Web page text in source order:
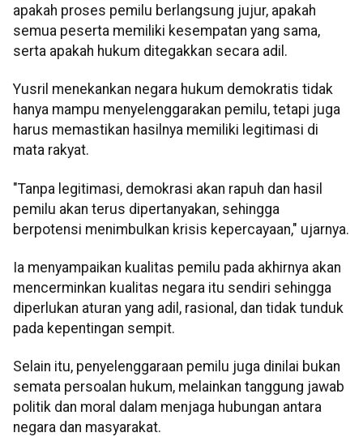
apakah proses pemilu berlangsung jujur, apakah
semua peserta memiliki kesempatan yang sama,
serta apakah hukum ditegakkan secara adil.
Yusril menekankan negara hukum demokratis tidak
hanya mampu menyelenggarakan pemilu, tetapi juga
harus memastikan hasilnya memiliki legitimasi di
mata rakyat.
"Tanpa legitimasi, demokrasi akan rapuh dan hasil
pemilu akan terus dipertanyakan, sehingga
berpotensi menimbulkan krisis kepercayaan," ujarnya.
Ia menyampaikan kualitas pemilu pada akhirnya akan
mencerminkan kualitas negara itu sendiri sehingga
diperlukan aturan yang adil, rasional, dan tidak tunduk
pada kepentingan sempit.
Selain itu, penyelenggaraan pemilu juga dinilai bukan
semata persoalan hukum, melainkan tanggung jawab
politik dan moral dalam menjaga hubungan antara
negara dan masyarakat.